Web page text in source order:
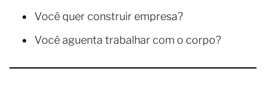
Você quer construir empresa?
Você aguenta trabalhar com o corpo?